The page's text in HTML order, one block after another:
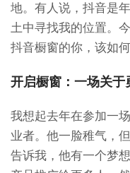
地。有人说，抖音是
土中寻找我的位置。
抖音橱窗的你，该如何
开启橱窗：一场关
我想起去年在参加一
业者。他一脸稚气，
告诉我，他有一个梦